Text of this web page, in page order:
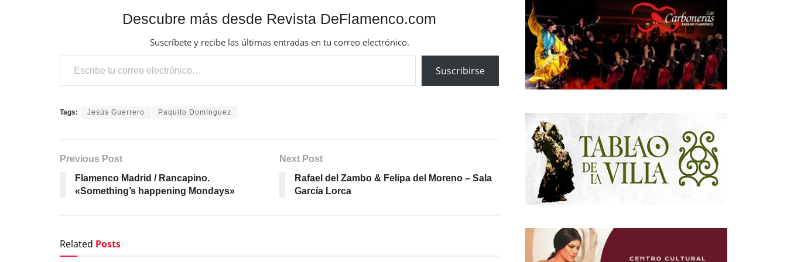
Descubre más desde Revista DeFlamenco.com
Suscríbete y recibe las últimas entradas en tu correo electrónico.
Escribe tu correo electrónico…
Suscribirse
Tags: Jesús Guerrero Paquito Domínguez
Previous Post
Flamenco Madrid / Rancapino.
«Something’s happening Mondays»
Next Post
Rafael del Zambo & Felipa del Moreno – Sala
García Lorca
Related Posts